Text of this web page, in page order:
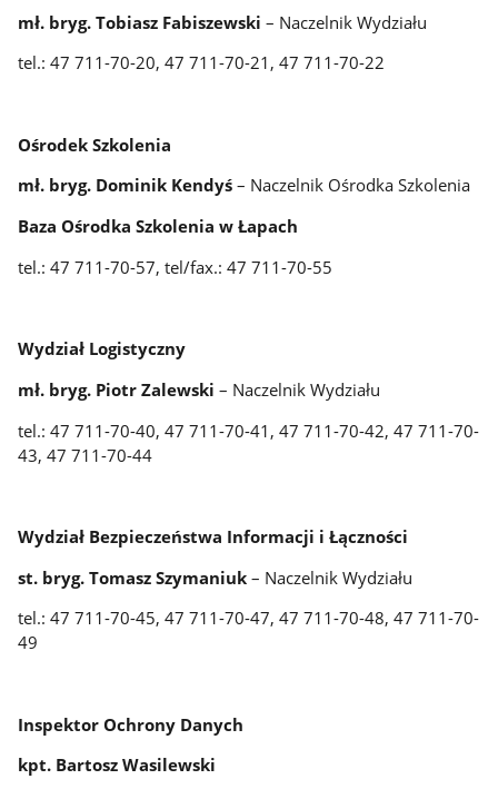
mł. bryg. Tobiasz Fabiszewski – Naczelnik Wydziału
tel.: 47 711-70-20, 47 711-70-21, 47 711-70-22
Ośrodek Szkolenia
mł. bryg. Dominik Kendyś– Naczelnik Ośrodka Szkolenia
Baza Ośrodka Szkolenia w Łapach
tel.: 47 711-70-57, tel/fax.: 47 711-70-55
Wydział Logistyczny
mł. bryg. Piotr Zalewski – Naczelnik Wydziału
tel.: 47 711-70-40, 47 711-70-41, 47 711-70-42, 47 711-70-
43, 47 711-70-44
Wydział Bezpieczeństwa Informacji i Łączności
st. bryg. Tomasz Szymaniuk– Naczelnik Wydziału
tel.: 47 711-70-45, 47 711-70-47, 47 711-70-48, 47 711-70-
49
Inspektor Ochrony Danych
kpt. Bartosz Wasilewski